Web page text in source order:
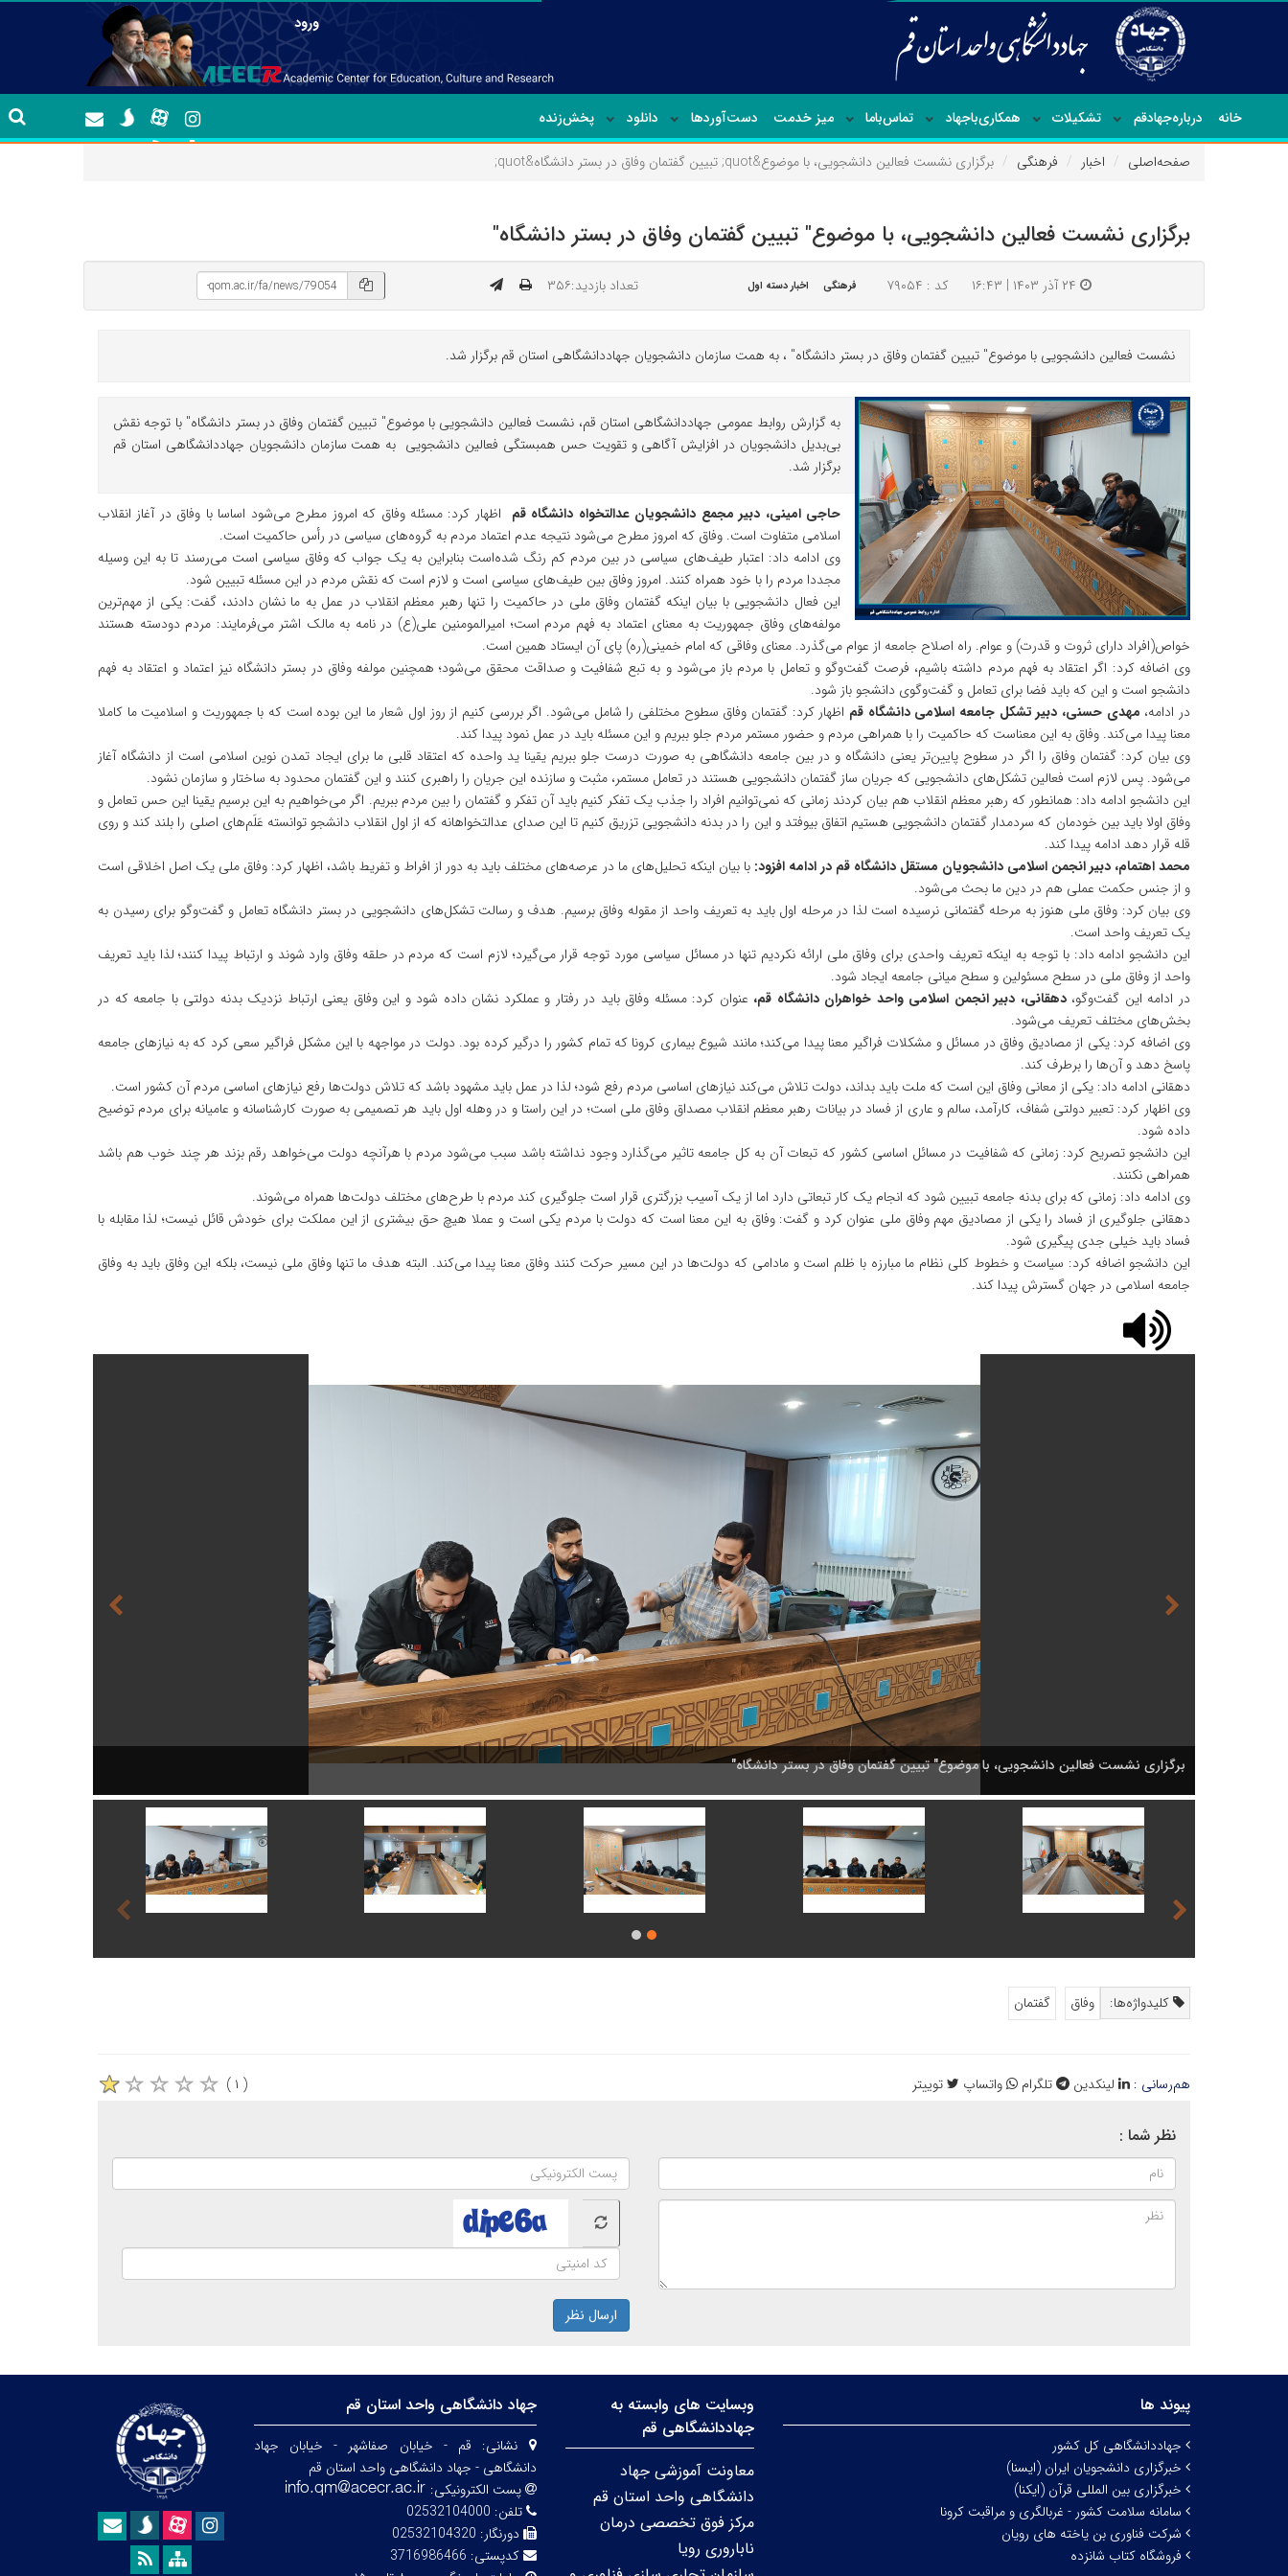
ورود
خانه درباره‌جهاد‌قم تشکیلات همکاری‌باجهاد تماس‌با‌ما میز خدمت دست‌آوردها دانلود پخش‌زنده
صفحه‌اصلی اخبار فرهنگی برگزاری نشست فعالین دانشجویی، با موضوع&quot; تبیین گفتمان وفاق در بستر دانشگاه&quot;
برگزاری نشست فعالین دانشجویی، با موضوع" تبیین گفتمان وفاق در بستر دانشگاه"
کد : ۷۹۰۵۴ فرهنگی اخبار دسته اول تعداد بازدید:۳۵۶
نشست فعالین دانشجویی با موضوع" تبیین گفتمان وفاق در بستر دانشگاه" ، به همت سازمان دانشجویان جهاددانشگاهی استان قم برگزار شد.
به گزارش روابط عمومی جهاددانشگاهی استان قم، نشست فعالین دانشجویی با موضوع" تبیین گفتمان وفاق در بستر دانشگاه" با توجه نقش
بی‌بدیل دانشجویان در افزایش آگاهی و تقویت حس همبستگی فعالین دانشجویی به همت سازمان دانشجویان جهاددانشگاهی استان قم
برگزار شد.
حاجی امینی، دبیر مجمع دانشجویان عدالتخواه دانشگاه قم اظهار کرد: مسئله وفاق که امروز مطرح می‌شود اساسا با وفاق در آغاز انقلاب
اسلامی متفاوت است. وفاق که امروز مطرح می‌شود نتیجه عدم اعتماد مردم به گروه‌های سیاسی در رأس حاکمیت است.
وی ادامه داد: اعتبار طیف‌های سیاسی در بین مردم کم رنگ شده‌است بنابراین به یک جواب که وفاق سیاسی است می‌رسند تا به این وسیله
مجددا مردم را با خود همراه کنند. امروز وفاق بین طیف‌های سیاسی است و لازم است که نقش مردم در این مسئله تبیین شود.
این فعال دانشجویی با بیان اینکه گفتمان وفاق ملی در حاکمیت را تنها رهبر معظم انقلاب در عمل به ما نشان دادند، گفت: یکی از مهم‌ترین
مولفه‌های وفاق جمهوریت به معنای اعتماد به فهم مردم است؛ امیرالمومنین علی(ع) در نامه به مالک اشتر می‌فرمایند: مردم دودسته هستند
خواص(افراد دارای ثروت و قدرت) و عوام. راه اصلاح جامعه از عوام می‌گذرد. معنای وفاقی که امام خمینی(ره) پای آن ایستاد همین است.
وی اضافه کرد: اگر اعتقاد به فهم مردم داشته باشیم، فرصت گفت‌وگو و تعامل با مردم باز می‌شود و به تبع شفافیت و صداقت محقق می‌شود؛ همچنین مولفه وفاق در بستر دانشگاه نیز اعتماد و اعتقاد به فهم
دانشجو است و این که باید فضا برای تعامل و گفت‌وگوی دانشجو باز شود.
در ادامه، مهدی حسنی، دبیر تشکل جامعه اسلامی دانشگاه قم اظهار کرد: گفتمان وفاق سطوح مختلفی را شامل می‌شود. اگر بررسی کنیم از روز اول شعار ما این بوده است که با جمهوریت و اسلامیت ما کاملا
معنا پیدا می‌کند. وفاق به این معناست که حاکمیت را با همراهی مردم و حضور مستمر مردم جلو ببریم و این مسئله باید در عمل نمود پیدا کند.
وی بیان کرد: گفتمان وفاق را اگر در سطوح پایین‌تر یعنی دانشگاه و در بین جامعه دانشگاهی به صورت درست جلو ببریم یقینا ید واحده که اعتقاد قلبی ما برای ایجاد تمدن نوین اسلامی است از دانشگاه آغاز
می‌شود. پس لازم است فعالین تشکل‌های دانشجویی که جریان ساز گفتمان دانشجویی هستند در تعامل مستمر، مثبت و سازنده‌ این جریان را راهبری کنند و این گفتمان محدود به ساختار و سازمان نشود.
این دانشجو ادامه داد: همانطور که رهبر معظم انقلاب هم بیان کردند زمانی که نمی‌توانیم افراد را جذب یک تفکر کنیم باید آن تفکر و گفتمان را بین مردم ببریم. اگر می‌خواهیم به این برسیم یقینا این حس تعامل و
وفاق اولا باید بین خودمان که سردمدار گفتمان دانشجویی هستیم اتفاق بیوفتد و این را در بدنه دانشجویی تزریق کنیم تا این صدای عدالتخواهانه که از اول انقلاب دانشجو توانسته عَلَم‌های اصلی را بلند کند و روی
قله قرار دهد ادامه پیدا کند.
محمد اهتمام، دبیر انجمن اسلامی دانشجویان مستقل دانشگاه قم در ادامه افزود: با بیان اینکه تحلیل‌های ما در عرصه‌های مختلف باید به دور از افراط و تفریط باشد، اظهار کرد: وفاق ملی یک اصل اخلاقی است
و از جنس حکمت عملی هم در دین ما بحث می‌شود.
وی بیان کرد: وفاق ملی هنوز به مرحله گفتمانی نرسیده است لذا در مرحله اول باید به تعریف واحد از مقوله وفاق برسیم. هدف و رسالت تشکل‌های‌ دانشجویی در بستر دانشگاه تعامل و گفت‌وگو برای رسیدن به
یک تعریف واحد است.
این دانشجو ادامه داد: با توجه به اینکه تعریف واحدی برای وفاق ملی ارائه نکردیم تنها در مسائل سیاسی مورد توجه قرار می‌گیرد؛ لازم است که مردم در حلقه وفاق وارد شوند و ارتباط پیدا کنند؛ لذا باید تعریف
واحد از وفاق ملی در سطح مسئولین و سطح میانی جامعه ایجاد شود.
در ادامه این گفت‌وگو،دهقانی، دبیر انجمن اسلامی واحد خواهران دانشگاه قم، عنوان کرد: مسئله وفاق باید در رفتار و عملکرد نشان داده شود و این وفاق یعنی ارتباط نزدیک بدنه دولتی با جامعه که در
بخش‌های مختلف تعریف می‌شود.
وی اضافه کرد: یکی از مصادیق وفاق در مسائل و مشکلات فراگیر معنا پیدا می‌کند؛ مانند شیوع بیماری کرونا که تمام کشور را درگیر کرده بود. دولت در مواجهه با این مشکل فراگیر سعی کرد که به نیازهای جامعه
پاسخ دهد و آن‌ها را برطرف کند.
دهقانی ادامه داد: یکی از معانی وفاق این است که ملت باید بداند، دولت تلاش می‌کند نیازهای اساسی مردم رفع شود؛ لذا در عمل باید مشهود باشد که تلاش دولت‌ها رفع نیازهای اساسی مردم آن کشور است.
وی اظهار کرد: تعبیر دولتی شفاف، کارآمد، سالم و عاری از فساد در بیانات رهبر معظم انقلاب مصداق وفاق ملی است؛ در این راستا و در وهله اول باید هر تصمیمی به صورت کارشناسانه و عامیانه برای مردم توضیح
داده شود.
این دانشجو تصریح کرد: زمانی که شفافیت در مسائل اساسی کشور که تبعات آن به کل جامعه تاثیر می‌گذارد وجود نداشته باشد سبب می‌شود مردم با هرآنچه دولت می‌خواهد رقم بزند هر چند خوب هم باشد
همراهی نکنند.
وی ادامه داد: زمانی که برای بدنه جامعه تبیین شود که انجام یک کار تبعاتی دارد اما از یک آسیب بزرگتری قرار است جلوگیری کند مردم با طرح‌های مختلف دولت‌ها همراه می‌شوند.
دهقانی جلوگیری از فساد را یکی از مصادیق مهم وفاق ملی عنوان کرد و گفت: وفاق به این معنا است که دولت با مردم یکی است و عملا هیچ حق بیشتری از این مملکت برای خودش قائل نیست؛ لذا مقابله با
فساد باید خیلی جدی پیگیری شود.
این دانشجو اضافه کرد: سیاست و خطوط کلی نظام ما مبارزه با ظلم است و مادامی که دولت‌ها در این مسیر حرکت کنند وفاق معنا پیدا می‌کند. البته هدف ما تنها وفاق ملی نیست، بلکه این وفاق باید به وفاق
جامعه اسلامی در جهان گسترش پیدا کند.
برگزاری نشست فعالین دانشجویی، با موضوع" تبیین گفتمان وفاق در بستر دانشگاه"
کلیدواژه‌ها: وفاق گفتمان
هم‌رسانی : لینکدین تلگرام واتساپ توییتر ( ۱ )
نظر شما :
ارسال نظر
پیوند ها
جهاددانشگاهی کل کشور
خبرگزاری دانشجویان ایران (ایسنا)
خبرگزاری بین المللی قرآن (ایکنا)
سامانه سلامت کشور - غربالگری و مراقبت کرونا
شرکت فناوری بن یاخته های رویان
فروشگاه کتاب شانزده
وبسایت های وابسته به
جهاددانشگاهی قم
معاونت آموزشی جهاد
دانشگاهی واحد استان قم
مرکز فوق تخصصی درمان
ناباروری رویا
جهاد دانشگاهی واحد استان قم
نشانی: قم - خیابان صفاشهر - خیابان جهاد
دانشگاهی - جهاد دانشگاهی واحد استان قم
پست الکترونیکی:
تلفن: 02532104000
دورنگار: 02532104320
کدپستی: 3716986466